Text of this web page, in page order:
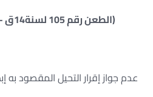
(الطعن رقم 105 لسنة14ق – جلسة 17/5/1945)
عدم جواز إقرار التحيل المقصود به